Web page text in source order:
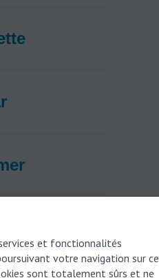
et fonctionnalités
votre navigation sur ce
sont totalement sûrs et ne